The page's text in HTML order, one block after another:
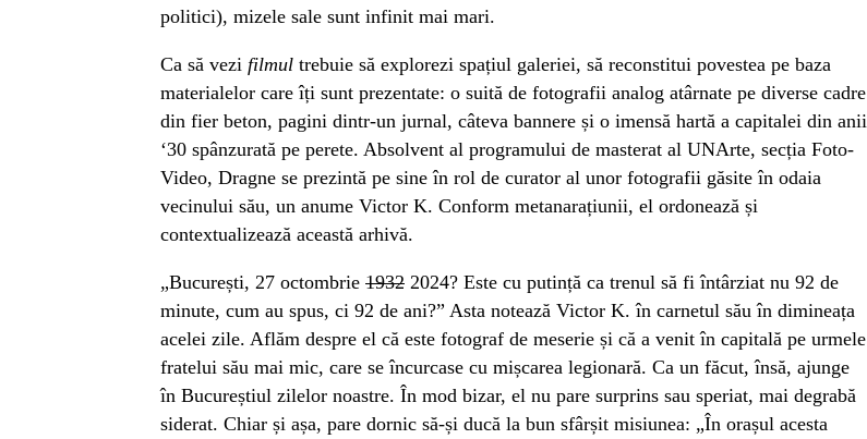
politici), mizele sale sunt infinit mai mari.
Ca să vezi filmul trebuie să explorezi spațiul galeriei, să reconstitui povestea pe baza
materialelor care îți sunt prezentate: o suită de fotografii analog atârnate pe diverse cadre
din fier beton, pagini dintr-un jurnal, câteva bannere și o imensă hartă a capitalei din anii
‘30 spânzurată pe perete. Absolvent al programului de masterat al UNArte, secția Foto-
Video, Dragne se prezintă pe sine în rol de curator al unor fotografii găsite în odaia
vecinului său, un anume Victor K. Conform metanarațiunii, el ordonează și
contextualizează această arhivă.
„București, 27 octombrie 1932 2024? Este cu putință ca trenul să fi întârziat nu 92 de
minute, cum au spus, ci 92 de ani?” Asta notează Victor K. în carnetul său în dimineața
acelei zile. Aflăm despre el că este fotograf de meserie și că a venit în capitală pe urmele
fratelui său mai mic, care se încurcase cu mișcarea legionară. Ca un făcut, însă, ajunge
în Bucureștiul zilelor noastre. În mod bizar, el nu pare surprins sau speriat, mai degrabă
siderat. Chiar și așa, pare dornic să-și ducă la bun sfârșit misiunea: „În orașul acesta